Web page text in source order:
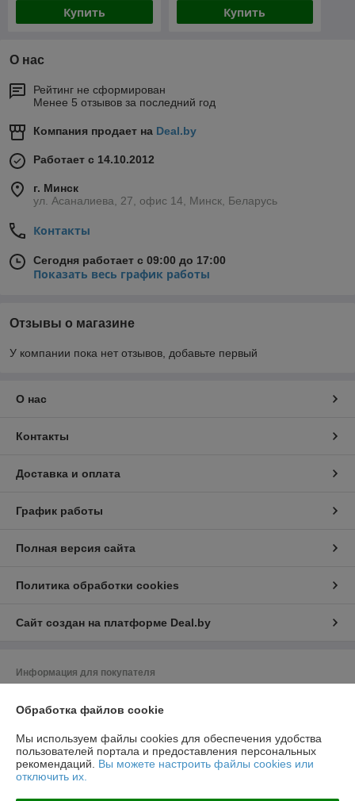
Купить Купить
О нас
Рейтинг не сформирован
Менее 5 отзывов за последний год
Компания продает на Deal.by
Работает с 14.10.2012
г. Минск
ул. Асаналиева, 27, офис 14, Минск, Беларусь
Контакты
Сегодня работает с 09:00 до 17:00
Показать весь график работы
Отзывы о магазине
У компании пока нет отзывов, добавьте первый
О нас
Контакты
Доставка и оплата
График работы
Полная версия сайта
Политика обработки cookies
Сайт создан на платформе Deal.by
Информация для покупателя
220024, г. Минск, ул. Асаналиева, 27, офис 14
Регистрационный номер ЕГР: 192313709
УНП: 192313709
Обработка файлов cookie
Мы используем файлы cookies для обеспечения удобства
пользователей портала и предоставления персональных
рекомендаций. Вы можете настроить файлы cookies или
отключить их.